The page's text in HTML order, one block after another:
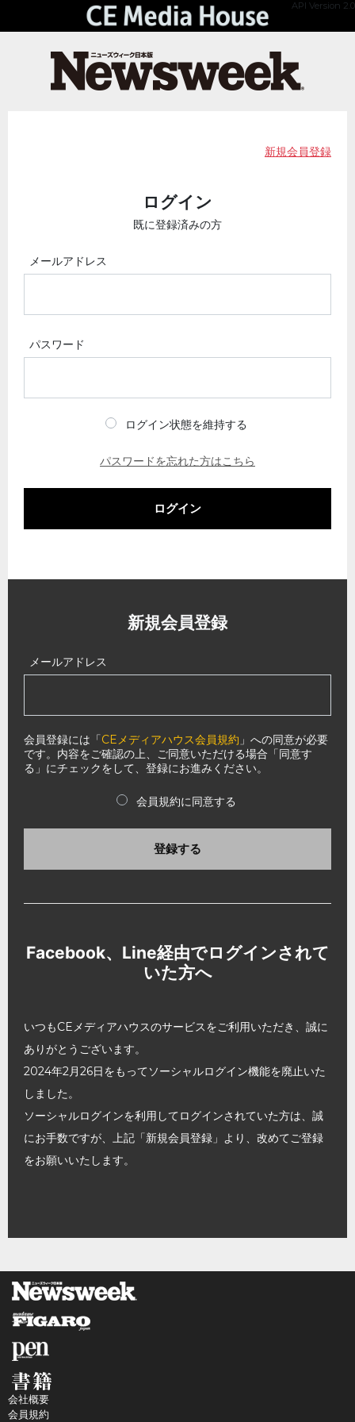
API Version 2.0
新規会員登録
ログイン
既に登録済みの方
メールアドレス
パスワード
ログイン状態を維持する
パスワードを忘れた方はこちら
ログイン
新規会員登録
メールアドレス
会員登録には「CEメディアハウス会員規約 」への同意が必要
です。内容をご確認の上、ご同意いただける場合「同意す
る」にチェックをして、登録にお進みください。
会員規約に同意する
登録する
Facebook、Line経由でログインされて
いた方へ
いつもCEメディアハウスのサービスをご利用いただき、誠に
ありがとうございます。
2024年2月26日をもってソーシャルログイン機能を廃止いた
しました。
ソーシャルログインを利用してログインされていた方は、誠
にお手数ですが、上記「新規会員登録」より、改めてご登録
をお願いいたします。
会社概要
会員規約